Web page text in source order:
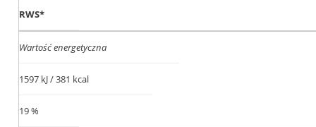
RWS*
Wartość energetyczna
1597 kJ / 381 kcal
19 %